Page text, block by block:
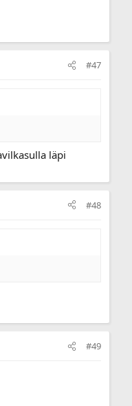
#47
läpi
#48
#49